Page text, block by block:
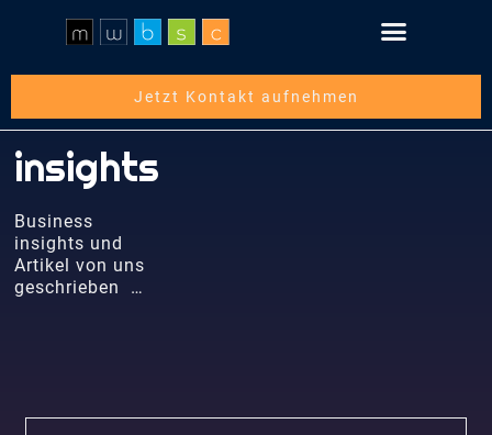
Jetzt Kontakt aufnehmen
insights
Business
insights und
Artikel von uns
geschrieben …